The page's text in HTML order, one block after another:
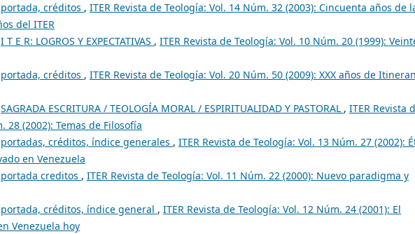
portada, créditos , ITER Revista de Teología: Vol. 14 Núm. 32 (2003): Cincuenta años de
del ITER
I T E R: LOGROS Y EXPECTATIVAS , ITER Revista de Teología: Vol. 10 Núm. 20 (1999):
portada, créditos , ITER Revista de Teología: Vol. 20 Núm. 50 (2009): XXX años de
SAGRADA ESCRITURA / TEOLOGÍA MORAL / ESPIRITUALIDAD Y PASTORAL , ITER Revista
28 (2002): Temas de Filosofía
portadas, créditos, índice generales , ITER Revista de Teología: Vol. 13 Núm. 27 (2002):
en Venezuela
portada creditos , ITER Revista de Teología: Vol. 11 Núm. 22 (2000): Nuevo paradigma y
portada, créditos, índice general , ITER Revista de Teología: Vol. 12 Núm. 24 (2001): El
Venezuela hoy